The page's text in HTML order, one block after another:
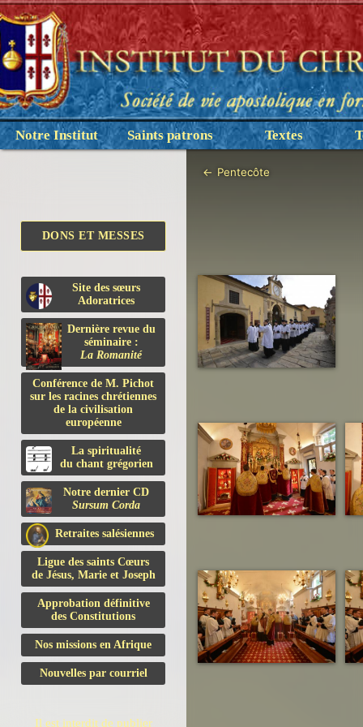
Notre Institut Saints patrons Textes
DONS ET MESSES
Site des sœurs
Adoratrices
Dernière revue du
séminaire :
La Romanité
Conférence de M. Pichot
sur les racines chrétiennes
de la civilisation
européenne
La spiritualité
du chant grégorien
Notre dernier CD
Sursum Corda
Retraites salésiennes
Ligue des saints Cœurs
de Jésus, Marie et Joseph
Approbation définitive
des Constitutions
Nos missions en Afrique
Nouvelles par courriel
Il est interdit de publier
← Pentecôte